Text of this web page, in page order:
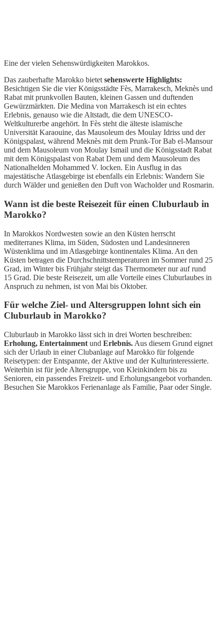
Eine der vielen Sehenswürdigkeiten Marokkos.
Das zauberhafte Marokko bietet sehenswerte Highlights:
Besichtigen Sie die vier Königsstädte Fès, Marrakesch, Meknès und
Rabat mit prunkvollen Bauten, kleinen Gassen und duftenden
Gewürzmärkten. Die Medina von Marrakesch ist ein echtes
Erlebnis, genauso wie die Altstadt, die dem UNESCO-
Weltkulturerbe angehört. In Fès steht die älteste islamische
Universität Karaouine, das Mausoleum des Moulay Idriss und der
Königspalast, während Meknès mit dem Prunk-Tor Bab el-Mansour
und dem Mausoleum von Moulay Ismail und die Königsstadt Rabat
mit dem Königspalast von Rabat Dem und dem Mausoleum des
Nationalhelden Mohammed V. locken. Ein Ausflug in das
majestätische Atlasgebirge ist ebenfalls ein Erlebnis: Wandern Sie
durch Wälder und genießen den Duft von Wacholder und Rosmarin.
Wann ist die beste Reisezeit für einen Cluburlaub in
Marokko?
In Marokkos Nordwesten sowie an den Küsten herrscht
mediterranes Klima, im Süden, Südosten und Landesinneren
Wüstenklima und im Atlasgebirge kontinentales Klima. An den
Küsten betragen die Durchschnittstemperaturen im Sommer rund 25
Grad, im Winter bis Frühjahr steigt das Thermometer nur auf rund
15 Grad. Die beste Reisezeit, um alle Vorteile eines Cluburlaubes in
Anspruch zu nehmen, ist von Mai bis Oktober.
Für welche Ziel- und Altersgruppen lohnt sich ein
Cluburlaub in Marokko?
Cluburlaub in Marokko lässt sich in drei Worten beschreiben:
Erholung, Entertainment und Erlebnis. Aus diesem Grund eignet
sich der Urlaub in einer Clubanlage auf Marokko für folgende
Reisetypen: der Entspannte, der Aktive und der Kulturinteressierte.
Weiterhin ist für jede Altersgruppe, von Kleinkindern bis zu
Senioren, ein passendes Freizeit- und Erholungsangebot vorhanden.
Besuchen Sie Marokkos Ferienanlage als Familie, Paar oder Single.